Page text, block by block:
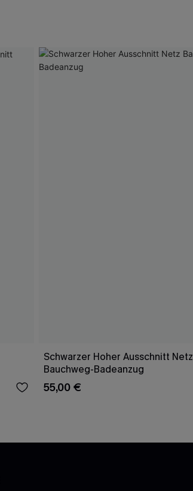
Schwarzer Hoher Ausschnitt Netz
Bauchweg-Badeanzug
55,00 €